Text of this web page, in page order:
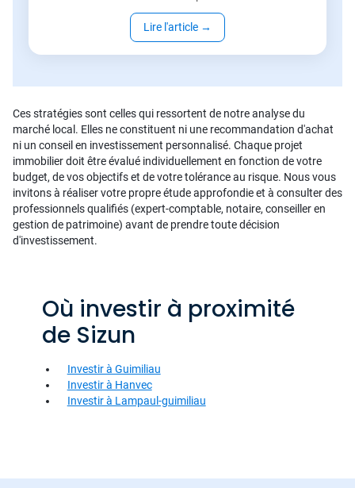
Lire l'article →
Ces stratégies sont celles qui ressortent de notre analyse du
marché local. Elles ne constituent ni une recommandation d'achat
ni un conseil en investissement personnalisé. Chaque projet
immobilier doit être évalué individuellement en fonction de votre
budget, de vos objectifs et de votre tolérance au risque. Nous vous
invitons à réaliser votre propre étude approfondie et à consulter des
professionnels qualifiés (expert-comptable, notaire, conseiller en
gestion de patrimoine) avant de prendre toute décision
d'investissement.
Où investir à proximité
de Sizun
Investir à Guimiliau
Investir à Hanvec
Investir à Lampaul-guimiliau